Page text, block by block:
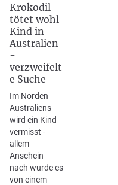
Krokodil
tötet wohl
Kind in
Australien
-
verzweifelt
e Suche
Im Norden
Australiens
wird ein Kind
vermisst -
allem
Anschein
nach wurde es
von einem